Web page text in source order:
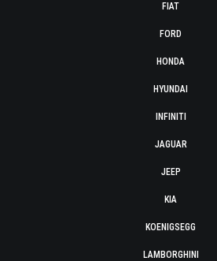
FIAT
FORD
HONDA
HYUNDAI
INFINITI
JAGUAR
JEEP
KIA
KOENIGSEGG
LAMBORGHINI